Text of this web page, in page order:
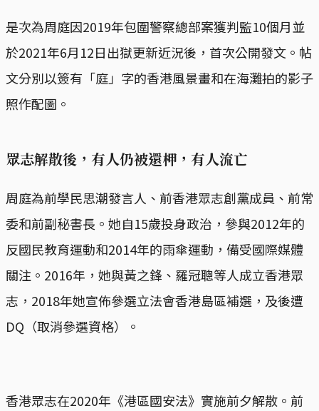
是次為周庭因2019年包圍警察總部案獲判監10個月並
於2021年6月12日出獄更新近況後，首次公開發文。帖
文分別以簽有「庭」字的香港風景畫和在海灘拍的影子
照作配圖。
眾志解散後，有人仍被還柙，有人流亡
周庭為前學民思潮發言人、前香港眾志創黨成員、前常
委和前副秘書長。她自15歲投身政治，參與2012年的
反國民教育運動和2014年的雨傘運動，備受國際媒體
關注。2016年，她與黃之鋒、羅冠聰等人成立香港眾
志，2018年她宣佈參選立法會香港島區補選，及後遭
DQ（取消參選資格）。
香港眾志在2020年《港區國安法》實施前夕解散。前